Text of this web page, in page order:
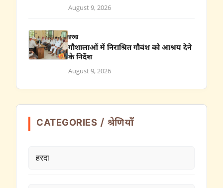
August 9, 2026
हरदा
गौशालाओं में निराश्रित गौवंश को आश्रय देने
के निर्देश
August 9, 2026
CATEGORIES / श्रेणियाँ
हरदा